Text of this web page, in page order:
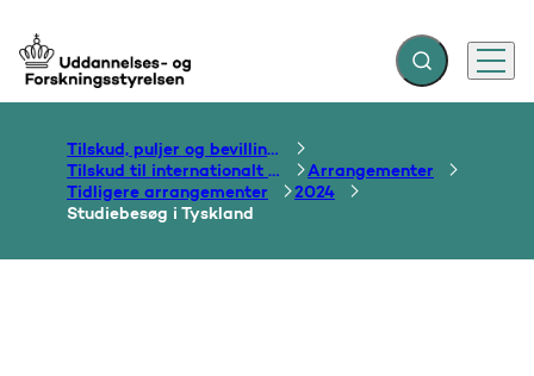
Gå til forsiden Fold søgefelt ud
Menu
Tilskud, puljer og bevillinger
Tilskud til internationalt samarbejde om uddannelse
Arrangementer
Tidligere arrangementer
2024
Studiebesøg i Tyskland